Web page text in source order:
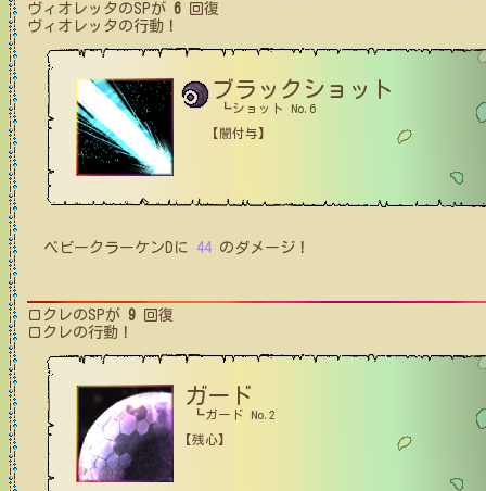
ヴィオレッタのSPが 6 回復
ヴィオレッタの行動！
ブラックショット
┗ショット No.6
【闇付与】
ベビークラーケンD に 44 のダメージ！
ロクレのSPが 9 回復
ロクレの行動！
ガード
┗ガード No.2
【残心】